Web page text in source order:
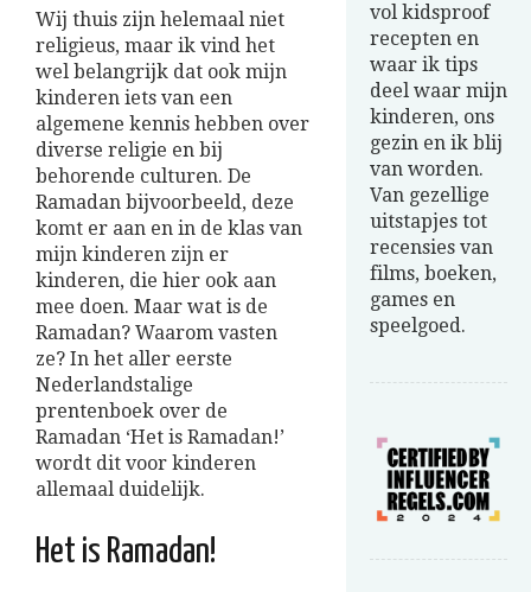
Wij thuis zijn helemaal niet
religieus, maar ik vind het
wel belangrijk dat ook mijn
kinderen iets van een
algemene kennis hebben over
diverse religie en bij
behorende culturen. De
Ramadan bijvoorbeeld, deze
komt er aan en in de klas van
mijn kinderen zijn er
kinderen, die hier ook aan
mee doen. Maar wat is de
Ramadan? Waarom vasten
ze? In het aller eerste
Nederlandstalige
prentenboek over de
Ramadan ‘Het is Ramadan!’
wordt dit voor kinderen
allemaal duidelijk.
Het is Ramadan!
vol kidsproof
recepten en
waar ik tips
deel waar mijn
kinderen, ons
gezin en ik blij
van worden.
Van gezellige
uitstapjes tot
recensies van
films, boeken,
games en
speelgoed.